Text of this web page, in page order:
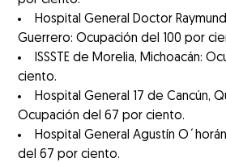
Hospital General Doctor
Guerrero: Ocupación del 100 por
ISSSTE de Morelia, Michoacán:
ciento.
Hospital General 17 de Cancún,
Ocupación del 67 por ciento.
Hospital General Agustín
del 67 por ciento.